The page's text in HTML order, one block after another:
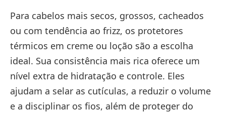
Para cabelos mais secos, grossos, cacheados
ou com tendência ao frizz, os protetores
térmicos em creme ou loção são a escolha
ideal. Sua consistência mais rica oferece um
nível extra de hidratação e controle. Eles
ajudam a selar as cutículas, a reduzir o volume
e a disciplinar os fios, além de proteger do